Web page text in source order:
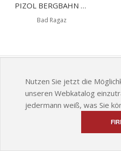
PIZOL BERGBAHN SCHWEIZ AG - SKIFAHREN AM PIZOL
Bad Ragaz
Nutzen Sie jetzt die
unseren Webkatalog
jedermann weiß, was Sie